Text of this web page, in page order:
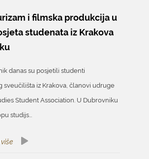
i filmska produkcija u
studenata iz Krakova
danas su posjetili studenti
sveučilišta iz Krakova, članovi udruge
Student Association. U Dubrovniku
studijs...